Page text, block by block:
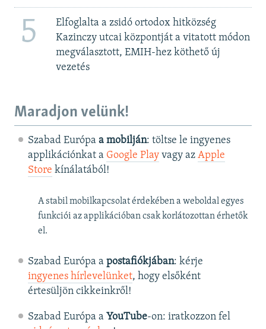
5
Elfoglalta a zsidó ortodox hitközség
Kazinczy utcai központját a vitatott módon
megválasztott, EMIH-hez köthető új
vezetés
Maradjon velünk!
Szabad Európa a mobilján: töltse le ingyenes
applikációnkat a Google Playvagy az Apple
Store kínálatából!
A stabil mobilkapcsolat érdekében a weboldal egyes
funkciói az applikációban csak korlátozottan érhetők
el.
Szabad Európa a postafiókjában: kérje
ingyenes hírlevelünket, hogy elsőként
értesüljön cikkeinkről!
Szabad Európa a YouTube-on: iratkozzon fel